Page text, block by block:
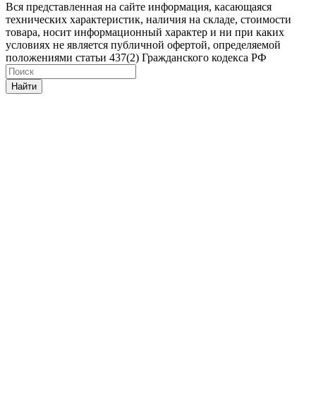
Вся представленная на сайте информация, касающаяся
технических характеристик, наличия на складе, стоимости
товара, носит информационный характер и ни при каких
условиях не является публичной офертой, определяемой
положениями статьи 437(2) Гражданского кодекса РФ
Найти